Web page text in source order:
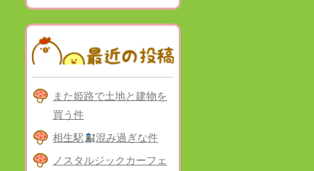
また姫路で土地と建物を
買う件
相生駅
混み過ぎな件
ノスタルジックカーフェ